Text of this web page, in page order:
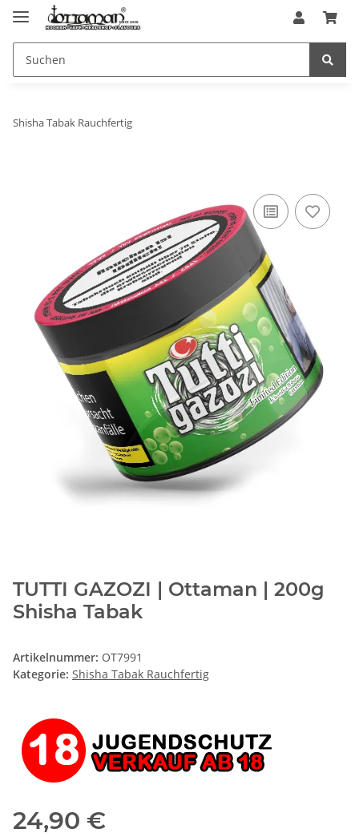
Shisha Tabak Rauchfertig
TUTTI GAZOZI | Ottaman | 200g
Shisha Tabak
Artikelnummer: OT7991
Kategorie: Shisha Tabak Rauchfertig
24,90 €